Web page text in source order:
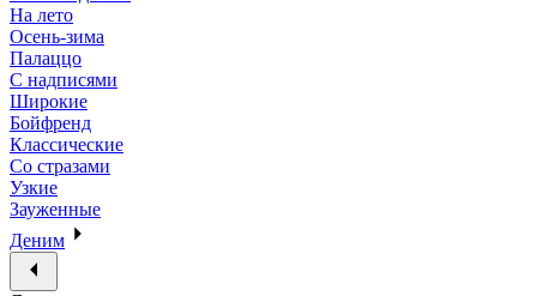
На лето
Осень-зима
Палаццо
С надписями
Широкие
Бойфренд
Классические
Со стразами
Узкие
Зауженные
Деним